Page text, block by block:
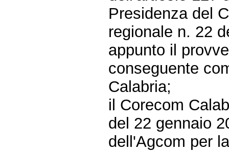
Presidenza del
regionale n. 22
appunto il
conseguente
Calabria;
il Corecom
del 22 gennaio
dell'Agcom per